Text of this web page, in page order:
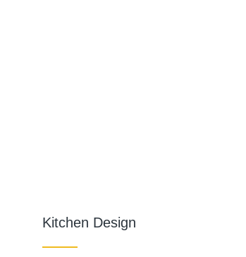
Kitchen Design